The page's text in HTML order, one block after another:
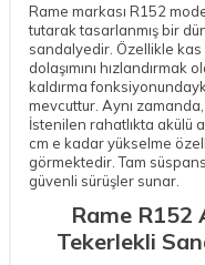
Rame markası R152
tutarak tasarlanmış bir
sandalyedir. Özellikle kas
dolaşımını
kaldırma
mevcuttur. Aynı
İstenilen rahatlıkta akülü
cm e kadar yükselme
görmektedir. Tam
güvenli sürüşler sunar.
Rame R152
Tekerlekli